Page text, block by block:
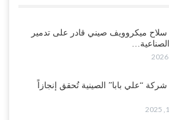
سلاح ميكروويف صيني قادر على تدمير
الصناعية…
شركة “علي بابا” الصينية تُحقق إنجازاً